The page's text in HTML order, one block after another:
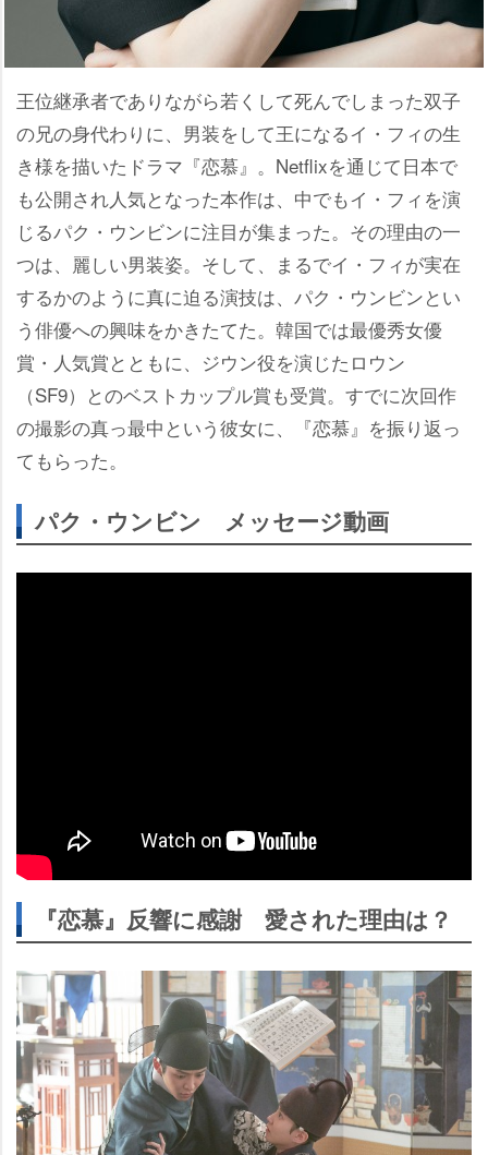
王位継承者でありながら若くして死んでしまった双子
の兄の身代わりに、男装をして王になるイ・フィの生
き様を描いたドラマ『恋慕』。Netflixを通じて日本で
も公開され人気となった本作は、中でもイ・フィを演
じるパク・ウンビンに注目が集まった。その理由の一
つは、麗しい男装姿。そして、まるでイ・フィが実在
するかのように真に迫る演技は、パク・ウンビンとい
う俳優への興味をかきたてた。韓国では最優秀女優
賞・人気賞とともに、ジウン役を演じたロウン
（SF9）とのベストカップル賞も受賞。すでに次回作
の撮影の真っ最中という彼女に、『恋慕』を振り返っ
てもらった。
パク・ウンビン メッセージ動画
『恋慕』反響に感謝 愛された理由は？